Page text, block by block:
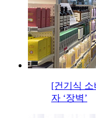
[건기식 소
자 ‘장벽’